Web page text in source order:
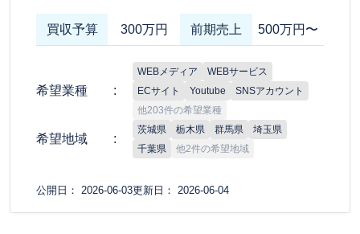
買収予算 300万円 前期売上 500万円〜
希望業種
WEBメディア
WEBサービス
ECサイト
Youtube
SNSアカウント
他203件の希望業種
希望地域
茨城県 栃木県 群馬県
埼玉県
千葉県
他2件の希望地域
公開日： 2026-06-03更新日： 2026-06-04